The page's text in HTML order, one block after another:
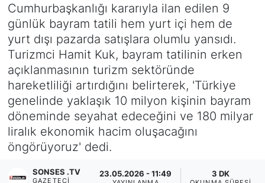
Cumhurbaşkanlığı kararıyla ilan edilen 9
günlük bayram tatili hem yurt içi hem de
yurt dışı pazarda satışlara olumlu yansıdı.
Turizmci Hamit Kuk, bayram tatilinin erken
açıklanmasının turizm sektöründe
hareketliliği artırdığını belirterek, 'Türkiye
genelinde yaklaşık 10 milyon kişinin bayram
döneminde seyahat edeceğini ve 180 milyar
liralık ekonomik hacim oluşacağını
öngörüyoruz' dedi.
SONSES .TV
GAZETECI
23.05.2026 - 11:49 3 DK
KÜLTÜR - SANAT
MAGAZİN
SAĞLIK
Siyaset
YEREL HABER
Tüm Manşetler
Son Dakika Haberleri
Haber Arşivi